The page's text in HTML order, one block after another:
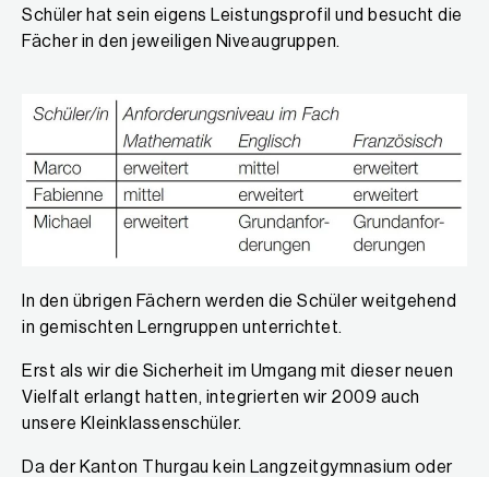
Schüler hat sein eigens Leistungsprofil und besucht die
Fächer in den jeweiligen Niveaugruppen.
In den übrigen Fächern werden die Schüler weitgehend
in gemischten Lerngruppen unterrichtet.
Erst als wir die Sicherheit im Umgang mit dieser neuen
Vielfalt erlangt hatten, integrierten wir 2009 auch
unsere Kleinklassenschüler.
Da der Kanton Thurgau kein Langzeitgymnasium oder